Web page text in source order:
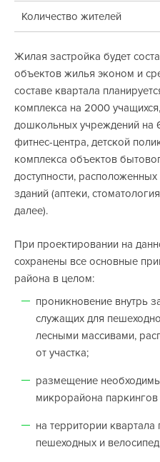
Количество жителей
Жилая застройка будет
объектов жилья эконом и
составе квартала
комплекса на 2000
дошкольных учреждений на
фитнес-центра, детской
комплекса объектов
доступности,
зданий (аптеки,
далее).
При проектировании на
сохранены все основные
района в целом:
проникновение внутрь
служащих для
лесными массивами,
от участка;
размещение
микрорайона
на территории квартала
пешеходных и